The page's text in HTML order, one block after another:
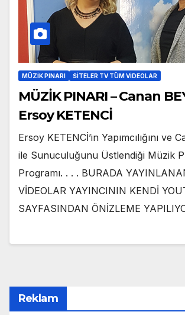
MÜZİK PINARI SITELER TV TÜM VIDEOLAR
MÜZİK PINARI – Canan
Ersoy KETENCİ
Ersoy KETENCİ’in Yapımcılığını ve
ile Sunuculuğunu Üstlendiği Müzik
Programı. . . . BURADA
VİDEOLAR YAYINCININ KENDİ
SAYFASINDAN ÖNİZLEME
Reklam